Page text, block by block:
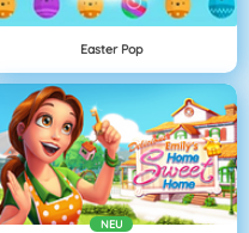
Easter Pop
NEU